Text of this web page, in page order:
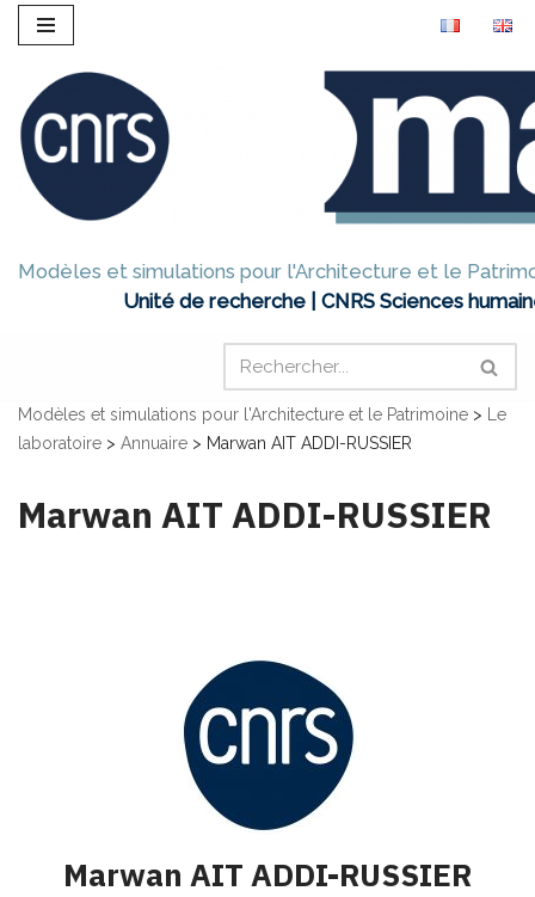
au
contenu
Modèles et simulations pour l'Architecture et le
Unité de recherche | CNRS Sciences
Modèles et simulations pour l'Architecture et le Patrimoine >
Le
laboratoire > Annuaire > Marwan AIT ADDI-RUSSIER
Marwan AIT ADDI-RUSSIER
Marwan AIT ADDI-RUSSIER